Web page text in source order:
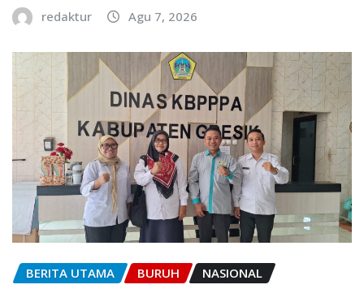
redaktur Agu 7, 2026
BERITA UTAMA BURUH NASIONAL